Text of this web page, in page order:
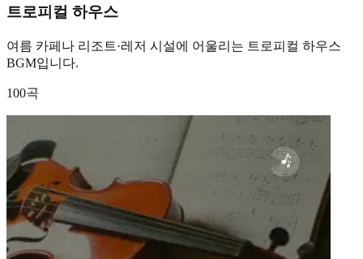
트로피컬 하우스
여름 카페나 리조트·레저 시설에 어울리는 트로피컬 하우스
BGM입니다.
100곡